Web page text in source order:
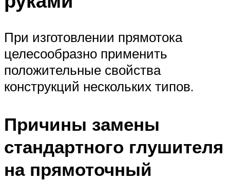
При изготовлении прямотока
целесообразно применить
положительные свойства
конструкций нескольких типов.
Причины замены
стандартного глушителя
на прямоточный